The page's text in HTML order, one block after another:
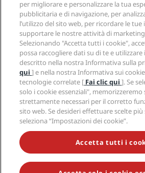
Hotel per famiglie
Salute e sicurezza
Opportunità di lavoro in PPHE
Opportunità di lavoro in EHL
The Club by RHG
Opportunità di sviluppo
Responsible Business
Approvvigionamento
Note legali
Termini e condizioni di Radisson
Termini e condizioni di utilizzo del sito
Accessibilità digitale
Dichiarazione sulla schiavitù moderna
Avvisi per i consumatori
Contatti
Domande frequenti
Mappa del sito
Social media
Marchi Radisson Hotels
NON LASCIARTI SFUGGIRE LE
per migliorare e personalizzare la tua
pubblicitaria e di navigazione, per
l’utilizzo del sito web, per ricordare le
supportare le nostre attività di
Selezionando "Accetta tutti i cookie",
possa raccogliere dati su di te e utilizzare
descritto nella nostra Informativa sulla
qui] e nella nostra Informativa sui
tecnologie correlate [ Fai clic qui]. Se
solo i cookie essenziali", memorizzeremo
strettamente necessari per il corretto
sito web. Se desideri effettuare scelte più
seleziona “Impostazioni dei cookie”.
Accetta tutti i